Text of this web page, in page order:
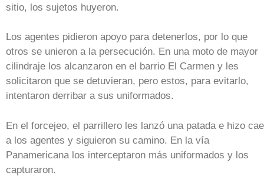
sitio, los sujetos huyeron.
Los agentes pidieron apoyo para detenerlos, por lo que
otros se unieron a la persecución. En una moto de mayor
cilindraje los alcanzaron en el barrio El Carmen y les
solicitaron que se detuvieran, pero estos, para evitarlo,
intentaron derribar a sus uniformados.
En el forcejeo, el parrillero les lanzó una patada e hizo
a los agentes y siguieron su camino. En la vía
Panamericana los interceptaron más uniformados y los
capturaron.